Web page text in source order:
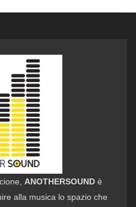
ANOTHERSOUND è
alla musica lo spazio che